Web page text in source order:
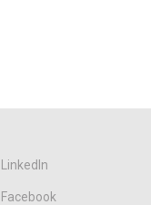
LinkedIn
Facebook